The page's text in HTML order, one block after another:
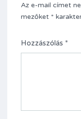
Az e-mail címet
mezőket *
Hozzászólás *